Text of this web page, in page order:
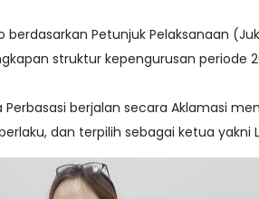
berdasarkan Petunjuk Pelaksanaan
struktur kepengurusan periode
berjalan secara Aklamasi
dan terpilih sebagai ketua yakni